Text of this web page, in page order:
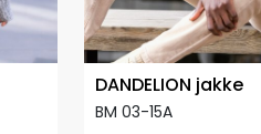
DANDELION jakke
BM 03-15A